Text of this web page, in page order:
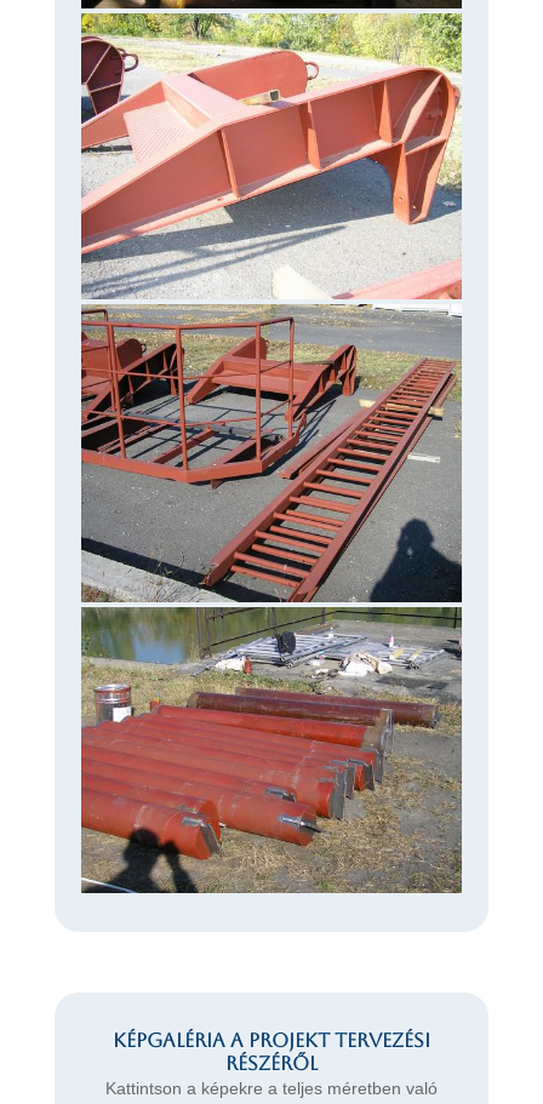
Képgaléria a projekt tervezési
részéről
Kattintson a képekre a teljes méretben való